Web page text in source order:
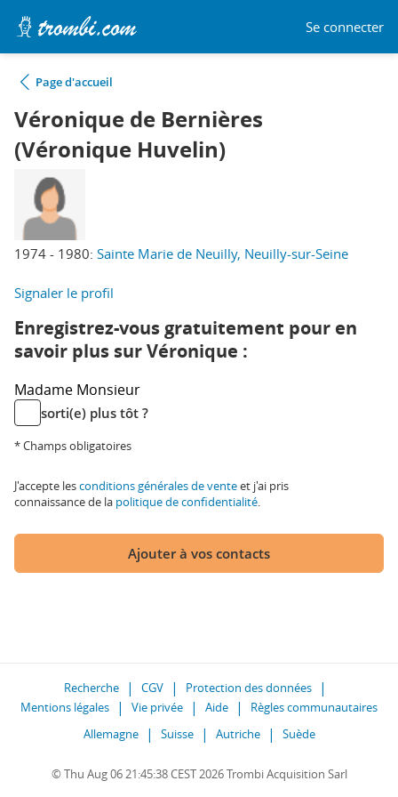
Se connecter
Page d'accueil
Véronique de Bernières
(Véronique Huvelin)
1974 - 1980: Sainte Marie de Neuilly, Neuilly-sur-Seine
Signaler le profil
Enregistrez-vous gratuitement pour en
savoir plus sur Véronique :
Madame Monsieur
sorti(e) plus tôt ?
* Champs obligatoires
J'accepte lesconditions générales de venteet j'ai pris
connaissance de la politique de confidentialité.
Ajouter à vos contacts
Recherche CGV
Protection des données
Mentions légales
Vie privée Aide
Règles communautaires
Allemagne
Suisse Autriche Suède
© Thu Aug 06 21:45:38 CEST 2026 Trombi Acquisition Sarl